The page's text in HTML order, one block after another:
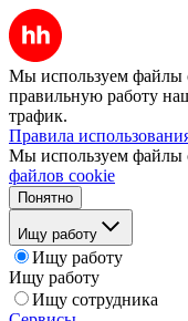
Мы используем файлы
правильную работу
трафик.
Правила
Мы используем файлы
файлов cookie
Понятно
Ищу работу
Ищу работу
Ищу работу
Ищу сотрудника